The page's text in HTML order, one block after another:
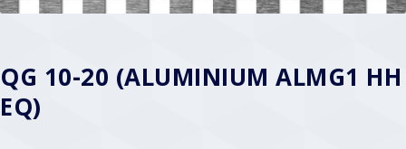
QG 10-20 (ALUMINIUM ALMG1 HH
EQ)